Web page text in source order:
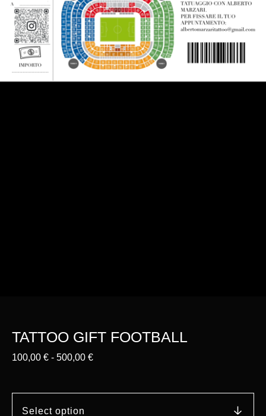
TATTOO GIFT FOOTBALL
100,00 € - 500,00 €